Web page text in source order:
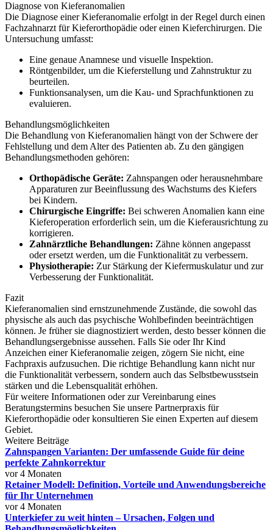
Diagnose von Kieferanomalien
Die Diagnose einer Kieferanomalie erfolgt in der Regel durch einen
Fachzahnarzt für Kieferorthopädie oder einen Kieferchirurgen. Die
Untersuchung umfasst:
Eine genaue Anamnese und visuelle Inspektion.
Röntgenbilder, um die Kieferstellung und Zahnstruktur zu
beurteilen.
Funktionsanalysen, um die Kau- und Sprachfunktionen zu
evaluieren.
Behandlungsmöglichkeiten
Die Behandlung von Kieferanomalien hängt von der Schwere der
Fehlstellung und dem Alter des Patienten ab. Zu den gängigen
Behandlungsmethoden gehören:
Orthopädische Geräte: Zahnspangen oder herausnehmbare
Apparaturen zur Beeinflussung des Wachstums des Kiefers
bei Kindern.
Chirurgische Eingriffe: Bei schweren Anomalien kann eine
Kieferoperation erforderlich sein, um die Kieferausrichtung zu
korrigieren.
Zahnärztliche Behandlungen: Zähne können angepasst
oder ersetzt werden, um die Funktionalität zu verbessern.
Physiotherapie: Zur Stärkung der Kiefermuskulatur und zur
Verbesserung der Funktionalität.
Fazit
Kieferanomalien sind ernstzunehmende Zustände, die sowohl das
physische als auch das psychische Wohlbefinden beeinträchtigen
können. Je früher sie diagnostiziert werden, desto besser können die
Behandlungsergebnisse aussehen. Falls Sie oder Ihr Kind
Anzeichen einer Kieferanomalie zeigen, zögern Sie nicht, eine
Fachpraxis aufzusuchen. Die richtige Behandlung kann nicht nur
die Funktionalität verbessern, sondern auch das Selbstbewusstsein
stärken und die Lebensqualität erhöhen.
Für weitere Informationen oder zur Vereinbarung eines
Beratungstermins besuchen Sie unsere Partnerpraxis für
Kieferorthopädie oder konsultieren Sie einen Experten auf diesem
Gebiet.
Weitere Beiträge
Zahnspangen Varianten: Der umfassende Guide für deine
perfekte Zahnkorrektur
vor 4 Monaten
Retainer Modell: Definition, Vorteile und Anwendungsbereiche
für Ihr Unternehmen
vor 4 Monaten
Unterkiefer zu weit hinten – Ursachen, Folgen und